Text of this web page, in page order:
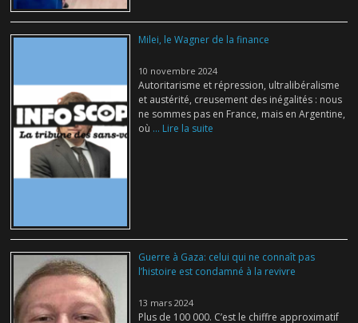
Milei, le Wagner de la finance
10 novembre 2024
Autoritarisme et répression, ultralibéralisme
et austérité, creusement des inégalités : nous
ne sommes pas en France, mais en Argentine,
où ... Lire la suite
Guerre à Gaza: celui qui ne connaît pas
l’histoire est condamné à la revivre
13 mars 2024
Plus de 100 000. C’est le chiffre approximatif